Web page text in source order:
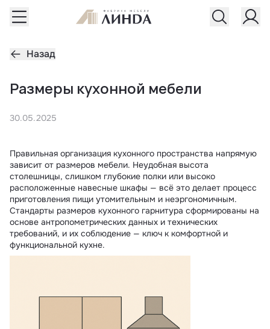
Назад
Размеры кухонной мебели
30.05.2025
Правильная организация кухонного пространства напрямую
зависит от размеров мебели. Неудобная высота
столешницы, слишком глубокие полки или высоко
расположенные навесные шкафы — всё это делает процесс
приготовления пищи утомительным и неэргономичным.
Стандарты размеров кухонного гарнитура сформированы на
основе антропометрических данных и технических
требований, и их соблюдение — ключ к комфортной и
функциональной кухне.